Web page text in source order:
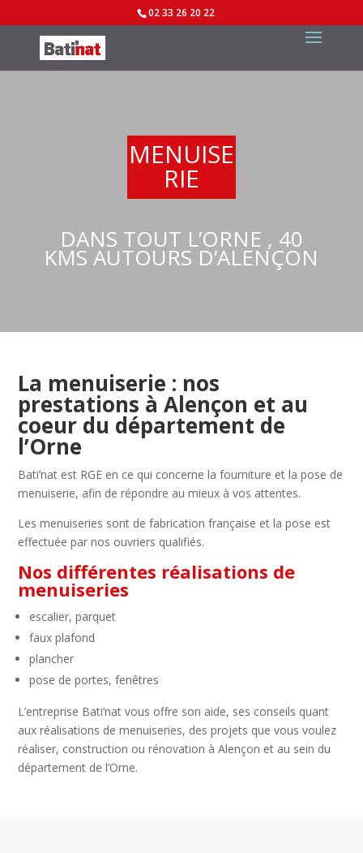
02 33 26 20 22
MENUISE
RIE
DANS TOUT L’ORNE , 40
KMS AUTOURS D’ALENÇON
La menuiserie : nos
prestations à Alençon et au
coeur du département de
l’Orne
Bati’nat est RGE en ce qui concerne la fourniture et la pose de
menuiserie, afin de répondre au mieux à vos attentes.
Les menuiseries sont de fabrication française et la pose est
effectuée par nos ouvriers qualifiés.
Nos différentes réalisations de
menuiseries
escalier, parquet
faux plafond
plancher
pose de portes, fenêtres
L’entreprise Bati’nat vous offre son aide, ses conseils quant
aux réalisations de menuiseries, des projets que vous voulez
réaliser, construction ou rénovation à Alençon et au sein du
département de l’Orne.